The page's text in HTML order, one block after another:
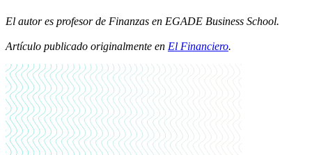
El autor es profesor de Finanzas en EGADE Business School.
Artículo publicado originalmente en El Financiero.